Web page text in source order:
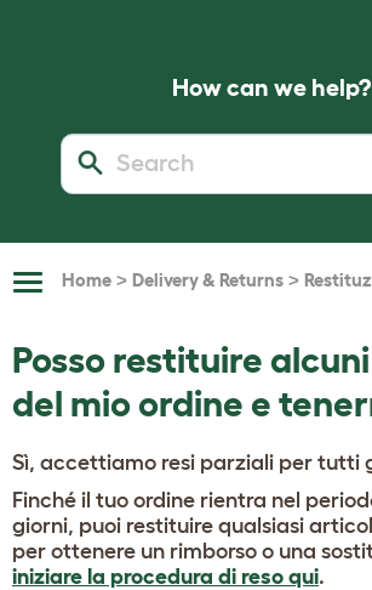
How can we help?
ToggleHome > Delivery & Returns >
Posso restituire
del mio ordine e
Sì, accettiamo resi parziali per tutti
Finché il tuo ordine rientra nel
giorni, puoi restituire qualsiasi
per ottenere un rimborso o una
iniziare la procedura di reso qui.